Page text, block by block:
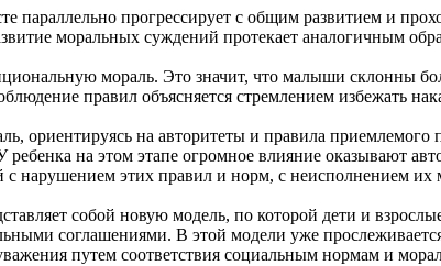
прогрессирует с общим развитием и
моральных суждений протекает аналогичным
мораль. Это значит, что малыши склонны
правил объясняется стремлением избежать
ориентируясь на авторитеты и правила
на этом этапе огромное влияние оказывают
с нарушением этих правил и норм, с неисполнением их
собой новую модель, по которой дети и
соглашениями. В этой модели уже
путем соответствия социальным нормам и